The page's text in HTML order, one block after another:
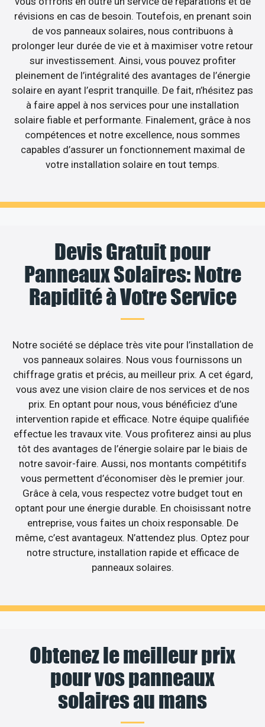
révisions en cas de besoin. Toutefois, en prenant soin
de vos panneaux solaires, nous contribuons à
prolonger leur durée de vie et à maximiser votre retour
sur investissement. Ainsi, vous pouvez profiter
pleinement de l’intégralité des avantages de l’énergie
solaire en ayant l’esprit tranquille. De fait, n’hésitez pas
à faire appel à nos services pour une installation
solaire fiable et performante. Finalement, grâce à nos
compétences et notre excellence, nous sommes
capables d’assurer un fonctionnement maximal de
votre installation solaire en tout temps.
Devis Gratuit pour
Panneaux Solaires: Notre
Rapidité à Votre Service
Notre société se déplace très vite pour l’installation de
vos panneaux solaires. Nous vous fournissons un
chiffrage gratis et précis, au meilleur prix. A cet égard,
vous avez une vision claire de nos services et de nos
prix. En optant pour nous, vous bénéficiez d’une
intervention rapide et efficace. Notre équipe qualifiée
effectue les travaux vite. Vous profiterez ainsi au plus
tôt des avantages de l’énergie solaire par le biais de
notre savoir-faire. Aussi, nos montants compétitifs
vous permettent d’économiser dès le premier jour.
Grâce à cela, vous respectez votre budget tout en
optant pour une énergie durable. En choisissant notre
entreprise, vous faites un choix responsable. De
même, c’est avantageux. N’attendez plus. Optez pour
notre structure, installation rapide et efficace de
panneaux solaires.
Obtenez le meilleur prix
pour vos panneaux
solaires au mans